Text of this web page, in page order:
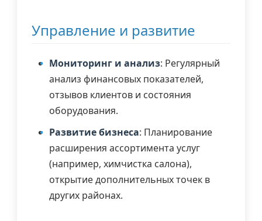
Управление и развитие
Мониторинг и анализ: Регулярный
анализ финансовых показателей,
отзывов клиентов и состояния
оборудования.
Развитие бизнеса: Планирование
расширения ассортимента услуг
(например, химчистка салона),
открытие дополнительных точек в
других районах.